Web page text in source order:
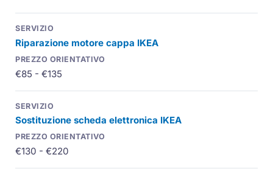
Riparazione motore cappa IKEA
€85 - €135
Sostituzione scheda elettronica IKEA
€130 - €220